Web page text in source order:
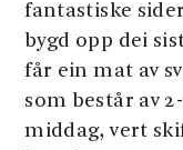
fantastiske
bygd opp dei
får ein mat av
som består av
middag, vert